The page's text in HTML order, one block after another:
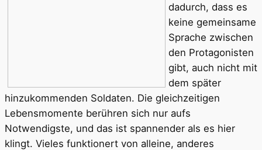
dadurch, dass es
keine gemeinsame
Sprache zwischen
den Protagonisten
gibt, auch nicht mit
dem später
hinzukommenden Soldaten. Die gleichzeitigen
Lebensmomente berühren sich nur aufs
Notwendigste, und das ist spannender als es hier
klingt. Vieles funktionert von alleine, anderes